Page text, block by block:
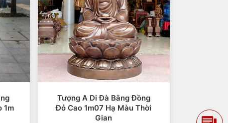
những khốn khổ, cùng cực trong cuộc
cầu mong sự an bình, sức khỏe, tai qua
Phật dẫn dắt tránh xa tham - sân - si -
bình.
cho những giá trị tốt đẹp của quá khứ.
1m
Tượng A Di Đà Bằng Đồng
Đỏ Cao 1m07 Hạ Màu Thời
Gian